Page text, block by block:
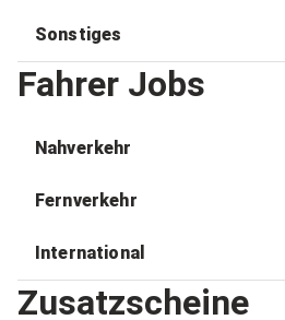
Sonstiges
Fahrer Jobs
Nahverkehr
Fernverkehr
International
Zusatzscheine